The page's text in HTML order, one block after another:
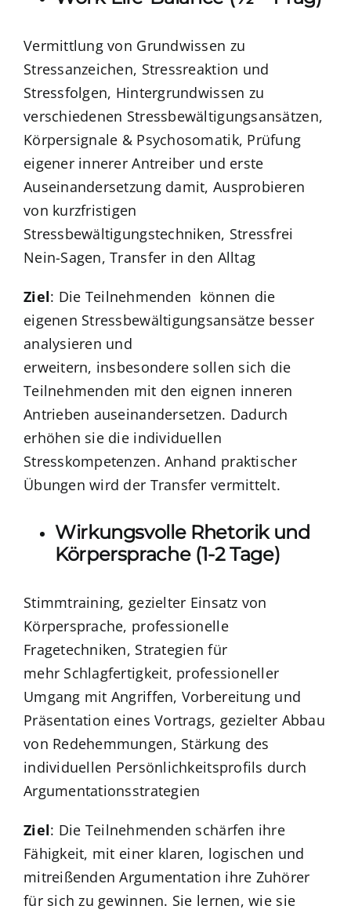
Vermittlung von Grundwissen zu
Stressanzeichen, Stressreaktion und
Stressfolgen, Hintergrundwissen zu
verschiedenen Stressbewältigungsansätzen,
Körpersignale & Psychosomatik, Prüfung
eigener innerer Antreiber und erste
Auseinandersetzung damit, Ausprobieren
von kurzfristigen
Stressbewältigungstechniken, Stressfrei
Nein-Sagen, Transfer in den Alltag
Ziel: Die Teilnehmenden können die
eigenen Stressbewältigungsansätze besser
analysieren und
erweitern, insbesondere sollen sich die
Teilnehmenden mit den eignen inneren
Antrieben auseinandersetzen. Dadurch
erhöhen sie die individuellen
Stresskompetenzen. Anhand praktischer
Übungen wird der Transfer vermittelt.
Wirkungsvolle Rhetorik und
Körpersprache (1-2 Tage)
Stimmtraining, gezielter Einsatz von
Körpersprache, professionelle
Fragetechniken, Strategien für
mehr Schlagfertigkeit, professioneller
Umgang mit Angriffen, Vorbereitung und
Präsentation eines Vortrags, gezielter Abbau
von Redehemmungen, Stärkung des
individuellen Persönlichkeitsprofils durch
Argumentationsstrategien
Ziel: Die Teilnehmenden schärfen ihre
Fähigkeit, mit einer klaren, logischen und
mitreißenden Argumentation ihre Zuhörer
für sich zu gewinnen. Sie lernen, wie sie